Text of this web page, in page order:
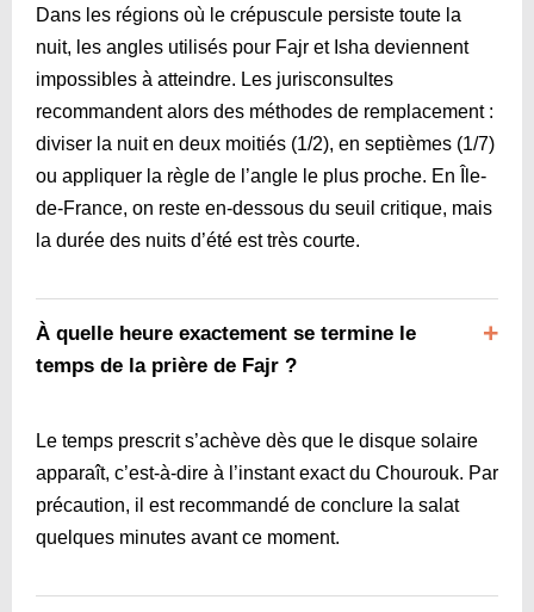
Dans les régions où le crépuscule persiste toute la
nuit, les angles utilisés pour Fajr et Isha deviennent
impossibles à atteindre. Les jurisconsultes
recommandent alors des méthodes de remplacement :
diviser la nuit en deux moitiés (1/2), en septièmes (1/7)
ou appliquer la règle de l’angle le plus proche. En Île-
de-France, on reste en-dessous du seuil critique, mais
la durée des nuits d’été est très courte.
À quelle heure exactement se termine le
temps de la prière de Fajr ?
Le temps prescrit s’achève dès que le disque solaire
apparaît, c’est-à-dire à l’instant exact du Chourouk. Par
précaution, il est recommandé de conclure la salat
quelques minutes avant ce moment.